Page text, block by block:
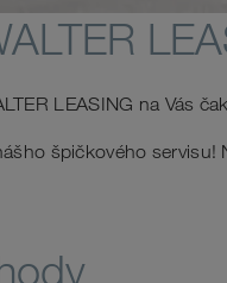
LEASING na Vás
špičkového